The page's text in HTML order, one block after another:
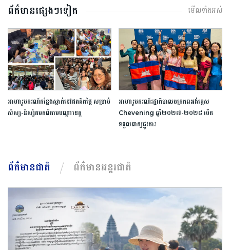
ព័ត៌មានផ្សេងៗទៀត មើលទាំងអស់
អាហារូបករណ៍​កន្លែង​ស្នាក់​នៅ​ឥត​គិត​ថ្លៃ​ ​សម្រាប់​
សិស្ស​-​និស្សិត​មកពី​តាម​បណ្តា​ខេត្ត​
អាហារូបករណ៍​រដ្ឋាភិបាល​ចក្រភព​អង់គ្លេស​ ​
Chevening​ ​ឆ្នាំ​២០២៧​-​២០២៨​ ​បើក​
ទទួល​ពាក្យ​ផ្លូវការ​
ព័ត៌មានជាតិ ព័ត៌មានអន្តរជាតិ